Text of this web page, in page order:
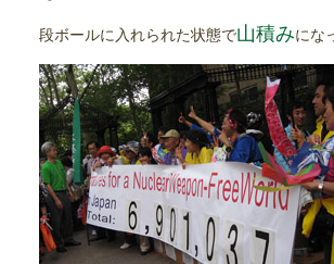
段ボールに入れられた状態で山積みにな